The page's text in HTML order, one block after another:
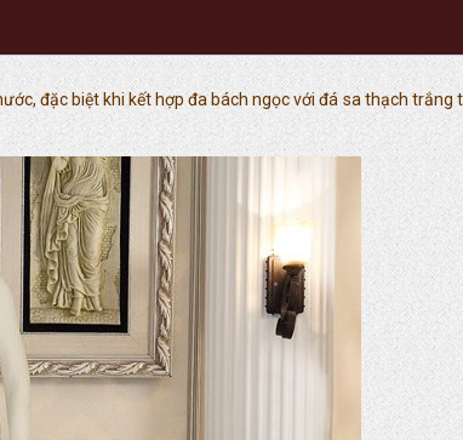
đặc biệt khi kết hợp đa bách ngọc với đá sa thạch trắng